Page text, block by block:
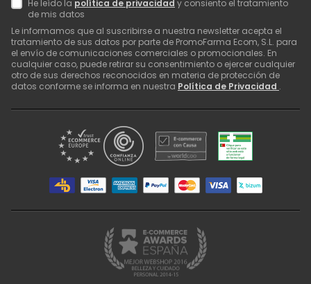
He leído la política de privacidad y consiento el tratamiento
de mis datos
Le informamos que al suscribirse a nuestra newsletter acepta el
tratamiento de sus datos por parte de PromoFarma Ecom, S.L. para
el envío de comunicaciones comerciales o promocionales. En
cualquier caso, puede retirar su consentimiento o ejercer cualquier
otro de sus derechos reconocidos en materia de protección de
datos conforme se informa en nuestra Política de Privacidad .